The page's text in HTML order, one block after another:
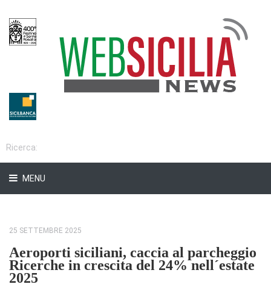
MENU
25 SETTEMBRE 2025
Aeroporti siciliani, caccia al parcheggio
Ricerche in crescita del 24% nell´estate
2025